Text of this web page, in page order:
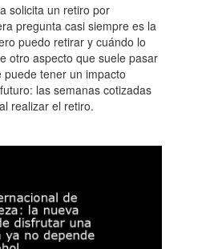
solicita un retiro por
pregunta casi siempre es la
puedo retirar y cuándo lo
otro aspecto que suele pasar
tener un impacto
las semanas cotizadas
realizar el retiro.